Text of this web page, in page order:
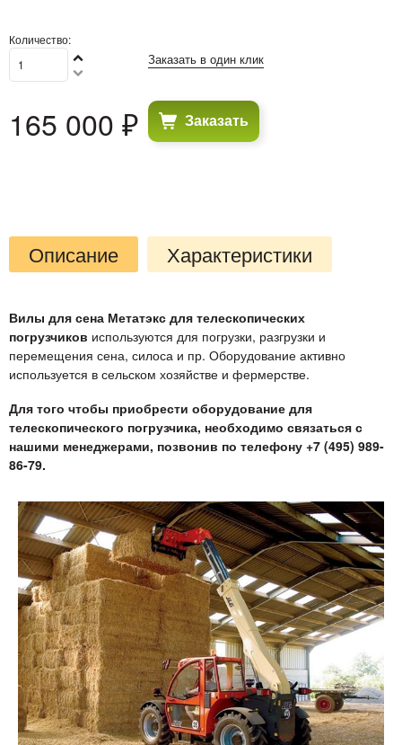
Количество:
165 000 ₽
Заказать в один клик
Заказать
Описание Характеристики
Вилы для сена Метатэкс для телескопических
погрузчиков используются для погрузки, разгрузки и
перемещения сена, силоса и пр. Оборудование активно
используется в сельском хозяйстве и фермерстве.
Для того чтобы приобрести оборудование для
телескопического погрузчика, необходимо связаться с
нашими менеджерами, позвонив по телефону +7 (495) 989-
86-79.